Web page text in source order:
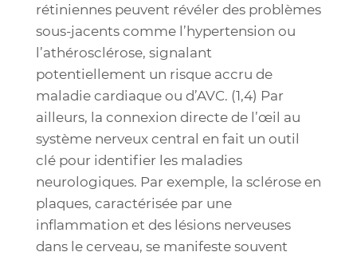
rétiniennes peuvent révéler des problèmes
sous-jacents comme l’hypertension ou
l’athérosclérose, signalant
potentiellement un risque accru de
maladie cardiaque ou d’AVC. (1,4) Par
ailleurs, la connexion directe de l’œil au
système nerveux central en fait un outil
clé pour identifier les maladies
neurologiques. Par exemple, la sclérose en
plaques, caractérisée par une
inflammation et des lésions nerveuses
dans le cerveau, se manifeste souvent